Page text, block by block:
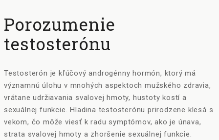
Porozumenie
testosterónu
Testosterón je kľúčový androgénny hormón, ktorý má
významnú úlohu v mnohých aspektoch mužského zdravia,
vrátane udržiavania svalovej hmoty, hustoty kostí a
sexuálnej funkcie. Hladina testosterónu prirodzene klesá s
vekom, čo môže viesť k radu symptómov, ako je únava,
strata svalovej hmoty a zhoršenie sexuálnej funkcie.